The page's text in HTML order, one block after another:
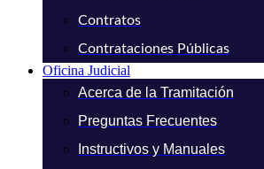
Contratos
Contrataciones Públicas
Oficina Judicial
Acerca de la Tramitación
Preguntas Frecuentes
Instructivos y Manuales